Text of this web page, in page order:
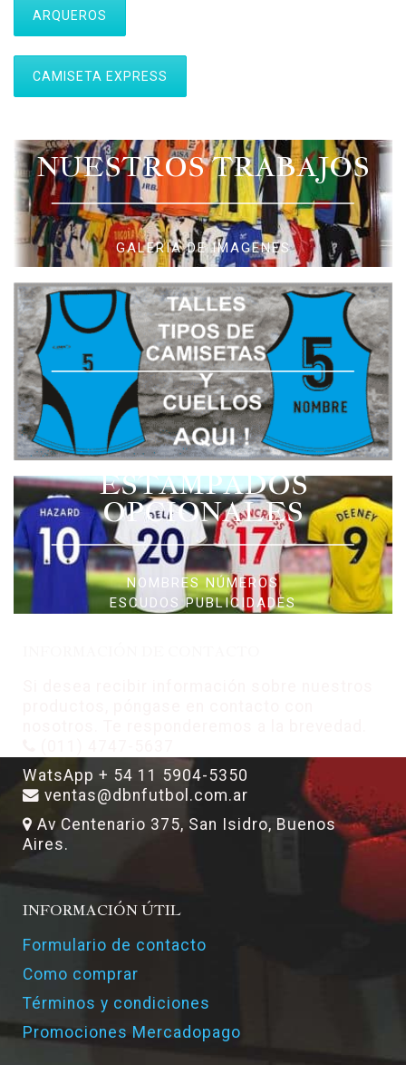
ARQUEROS
CAMISETA EXPRESS
NUESTROS TRABAJOS
GALERIA DE IMAGENES
ESTAMPADOS
OPCIONALES
NOMBRES NÚMEROS
ESCUDOS PUBLICIDADES
WatsApp + 54 11 5904-5350
ventas@dbnfutbol.com.ar
Av Centenario 375, San Isidro, Buenos
Aires.
INFORMACIÓN ÚTIL
Formulario de contacto
Como comprar
Términos y condiciones
Promociones Mercadopago